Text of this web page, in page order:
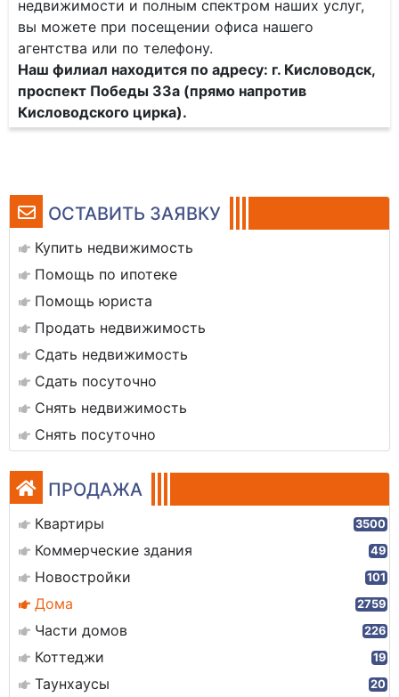
ОСТАВИТЬ ЗАЯВКУ
Купить недвижимость
Помощь по ипотеке
Помощь юриста
Продать недвижимость
Сдать недвижимость
Сдать посуточно
Снять недвижимость
Снять посуточно
ПРОДАЖА
Квартиры 3500
Коммерческие здания 49
Новостройки 101
Дома 2759
Части домов 226
Коттеджи 19
Таунхаусы 20
недвижимости и полным спектром наших услуг,
вы можете при посещении офиса нашего
агентства или по телефону.
Наш филиал находится по адресу: г. Кисловодск,
проспект Победы 33а (прямо напротив
Кисловодского цирка).